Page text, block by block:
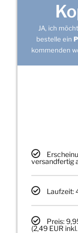
JA, ich
bestelle ein
kommenden
versandfertig
Laufzeit:
Preis:
(2,49 EUR